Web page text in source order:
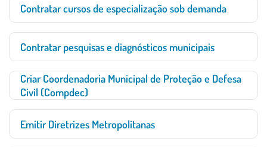
Contratar cursos de especialização sob demanda
Contratar pesquisas e diagnósticos municipais
Criar Coordenadoria Municipal de Proteção e Defesa
Civil (Compdec)
Emitir Diretrizes Metropolitanas